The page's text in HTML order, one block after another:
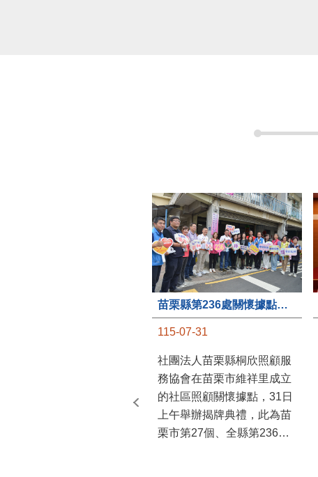
苗栗縣第236處關懷據點在苗栗市維祥里揭牌
115-07-31
社團法人苗栗縣桐欣照顧服
務協會在苗栗市維祥里成立
的社區照顧關懷據點，31日
上午舉辦揭牌典禮，此為苗
栗市第27個、全縣第236處